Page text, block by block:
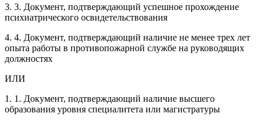
3. 3. Документ, подтверждающий успешное прохождение
психиатрического освидетельствования
4. 4. Документ, подтверждающий наличие не менее трех лет
опыта работы в противопожарной службе на руководящих
должностях
ИЛИ
1. 1. Документ, подтверждающий наличие высшего
образования уровня специалитета или магистратуры